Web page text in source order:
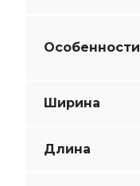
Особенности
Ширина
Длина